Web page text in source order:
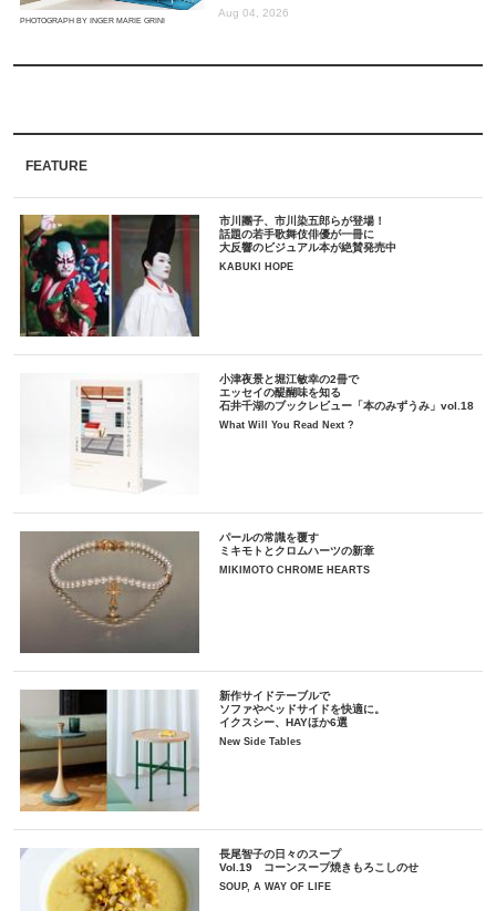
PHOTOGRAPH BY INGER MARIE GRINI
Aug 04, 2026
FEATURE
市川團子、市川染五郎らが登場！
話題の若手歌舞伎俳優が一冊に
大反響のビジュアル本が絶賛発売中
KABUKI HOPE
小津夜景と堀江敏幸の2冊で
エッセイの醍醐味を知る
石井千湖のブックレビュー「本のみずうみ」vol.18
What Will You Read Next ?
パールの常識を覆す
ミキモトとクロムハーツの新章
MIKIMOTO CHROME HEARTS
新作サイドテーブルで
ソファやベッドサイドを快適に。
イクスシー、HAYほか6選
New Side Tables
長尾智子の日々のスープ
Vol.19 コーンスープ焼きもろこしのせ
SOUP, A WAY OF LIFE